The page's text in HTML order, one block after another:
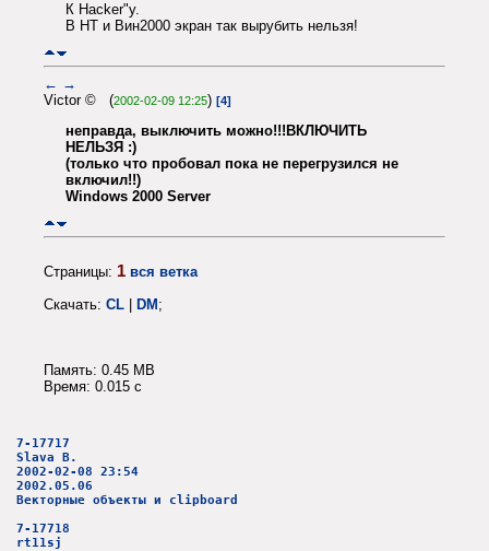
К Hacker"у.
В НТ и Вин2000 экран так вырубить нельзя!
← →
Victor © (2002-02-09 12:25) [4]
неправда, выключить можно!!!ВКЛЮЧИТЬ
НЕЛЬЗЯ :)
(только что пробовал пока не перегрузился не
включил!!)
Windows 2000 Server
Страницы: 1 вся ветка
Скачать: CL | DM;
Память: 0.45 MB
Время: 0.015 c
7-17717
Slava B.
2002-02-08 23:54
2002.05.06
Векторные объекты и clipboard
7-17718
rt11sj